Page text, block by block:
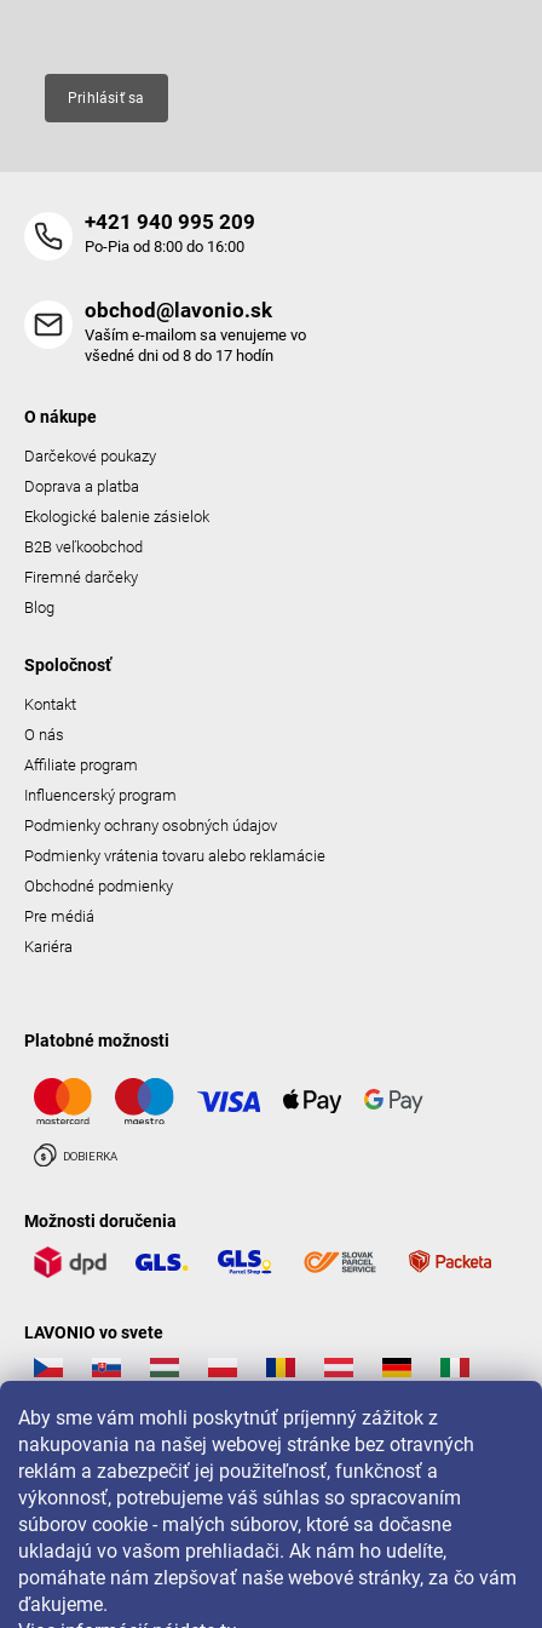
Aby sme vám mohli poskytnúť príjemný zážitok z
nakupovania na našej webovej stránke bez otravných
reklám a zabezpečiť jej použiteľnosť, funkčnosť a
výkonnosť, potrebujeme váš súhlas so spracovaním
súborov cookie - malých súborov, ktoré sa dočasne
ukladajú vo vašom prehliadači. Ak nám ho udelíte,
pomáhate nám zlepšovať naše webové stránky, za čo vám
ďakujeme.
Prihlásiť sa
+421 940 995 209
Po-Pia od 8:00 do 16:00
obchod@lavonio.sk
Vaším e-mailom sa venujeme vo
všedné dni od 8 do 17 hodín
O nákupe
Darčekové poukazy
Doprava a platba
Ekologické balenie zásielok
B2B veľkoobchod
Firemné darčeky
Blog
Spoločnosť
Kontakt
O nás
Affiliate program
Influencerský program
Podmienky ochrany osobných údajov
Podmienky vrátenia tovaru alebo reklamácie
Obchodné podmienky
Pre médiá
Kariéra
Platobné možnosti
Možnosti doručenia
LAVONIO vo svete
Pre akcie, súťaže a zľavy nás sledujte na: